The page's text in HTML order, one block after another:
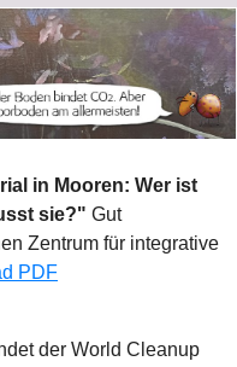
in Mooren: Wer ist
sie?" Gut
Zentrum für integrative
PDF
der World Cleanup